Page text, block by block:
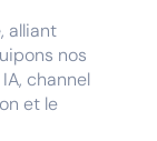
, alliant
nos
channel
et le